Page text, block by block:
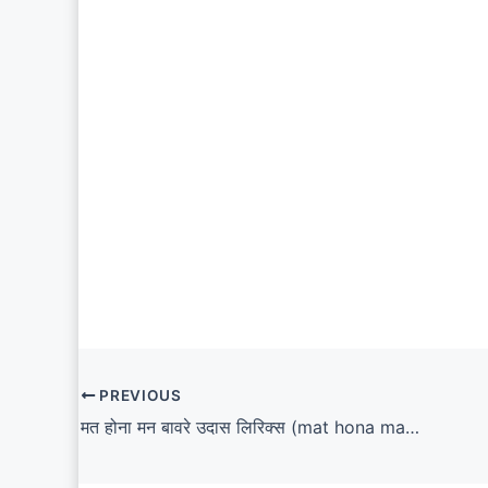
PREVIOUS
मत होना मन बावरे उदास लिरिक्स (mat hona man bawre udas lyrics)